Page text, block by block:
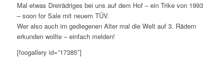
Mal etwas Dreirädriges bei uns auf dem Hof – ein Trike von 1993
– soon for Sale mit neuem TÜV.
Wer also auch im gediegenen Alter mal die Welt auf 3. Rädern
erkunden wollte – einfach melden!
[foogallery id=”17385″]